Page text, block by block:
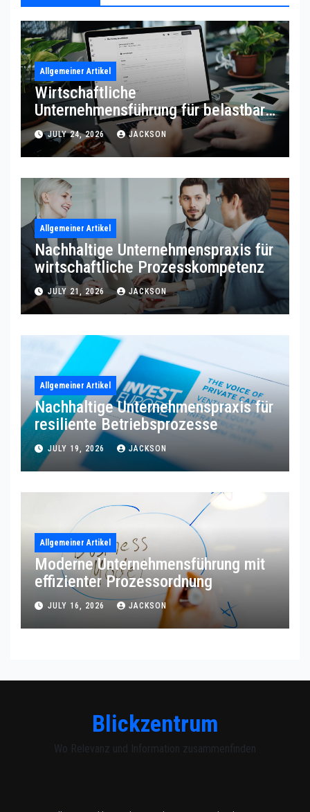
Allgemeiner Artikel
Wirtschaftliche
Unternehmensführung für belastbare
Prozessqualität
JULY 24, 2026 JACKSON
Allgemeiner Artikel
Nachhaltige Unternehmenspraxis für
wirtschaftliche Prozesskompetenz
JULY 21, 2026 JACKSON
Allgemeiner Artikel
Nachhaltige Unternehmenspraxis für
resiliente Betriebsprozesse
JULY 19, 2026 JACKSON
Allgemeiner Artikel
Moderne Unternehmensführung mit
effizienter Prozessordnung
JULY 16, 2026 JACKSON
Blickzentrum
Wo Relevanz und Information zusammenfinden